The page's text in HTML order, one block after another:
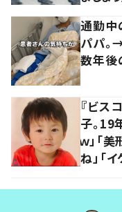
通勤中
パパ。
数年後
『ビス
子。19
ｗ」「
ね」「イ